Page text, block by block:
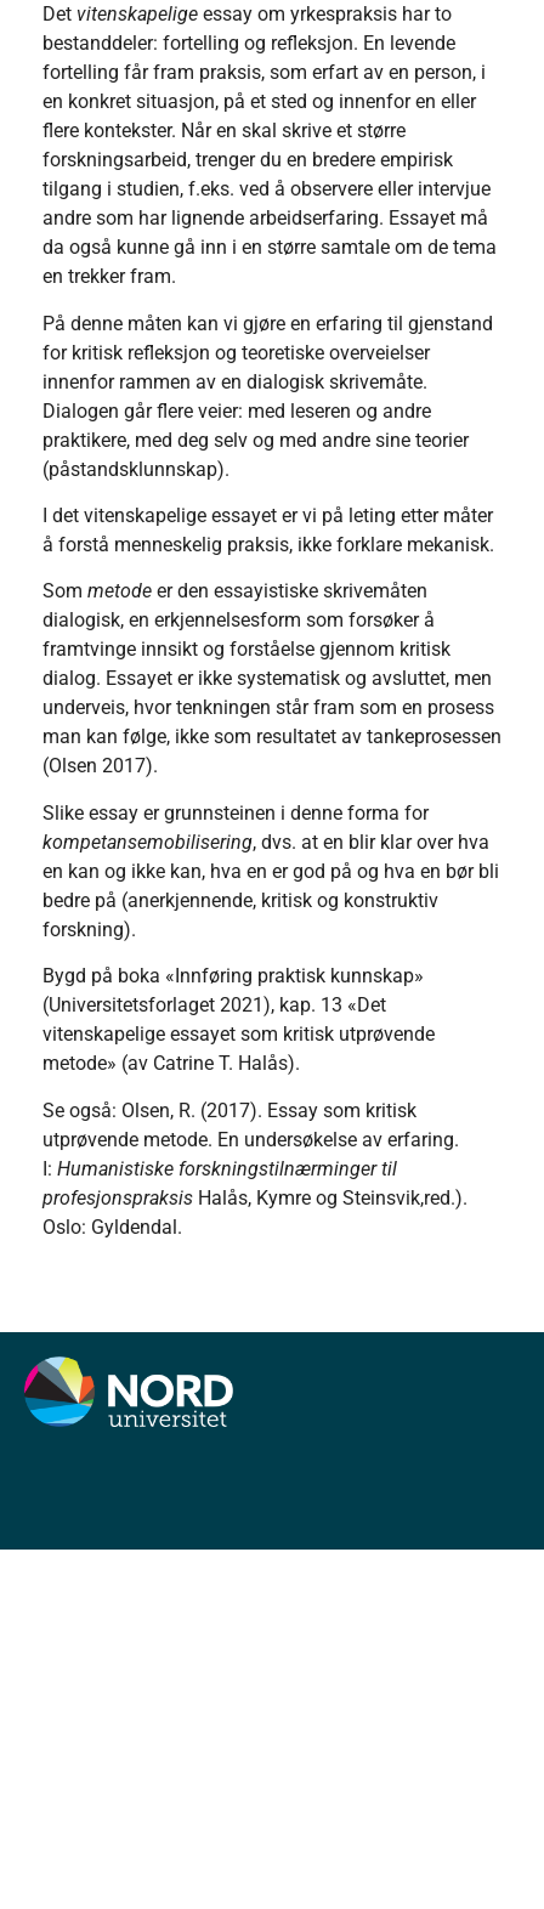
Det vitenskapelige essay om yrkespraksis har to
bestanddeler: fortelling og refleksjon. En levende
fortelling får fram praksis, som erfart av en person, i
en konkret situasjon, på et sted og innenfor en eller
flere kontekster. Når en skal skrive et større
forskningsarbeid, trenger du en bredere empirisk
tilgang i studien, f.eks. ved å observere eller intervjue
andre som har lignende arbeidserfaring. Essayet må
da også kunne gå inn i en større samtale om de tema
en trekker fram.
På denne måten kan vi gjøre en erfaring til gjenstand
for kritisk refleksjon og teoretiske overveielser
innenfor rammen av en dialogisk skrivemåte.
Dialogen går flere veier: med leseren og andre
praktikere, med deg selv og med andre sine teorier
(påstandsklunnskap).
I det vitenskapelige essayet er vi på leting etter måter
å forstå menneskelig praksis, ikke forklare mekanisk.
Som metode er den essayistiske skrivemåten
dialogisk, en erkjennelsesform som forsøker å
framtvinge innsikt og forståelse gjennom kritisk
dialog. Essayet er ikke systematisk og avsluttet, men
underveis, hvor tenkningen står fram som en prosess
man kan følge, ikke som resultatet av tankeprosessen
(Olsen 2017).
Slike essay er grunnsteinen i denne forma for
kompetansemobilisering, dvs. at en blir klar over hva
en kan og ikke kan, hva en er god på og hva en bør bli
bedre på (anerkjennende, kritisk og konstruktiv
forskning).
Bygd på boka «Innføring praktisk kunnskap»
(Universitetsforlaget 2021), kap. 13 «Det
vitenskapelige essayet som kritisk utprøvende
metode» (av Catrine T. Halås).
Se også: Olsen, R. (2017). Essay som kritisk
utprøvende metode. En undersøkelse av erfaring.
I: Humanistiske forskningstilnærminger til
profesjonspraksis Halås, Kymre og Steinsvik,red.).
Oslo: Gyldendal.